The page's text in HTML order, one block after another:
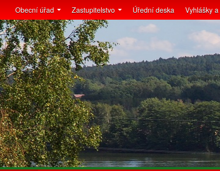
Obecní úřad Zastupitelstvo Úřední deska Vyhlášky